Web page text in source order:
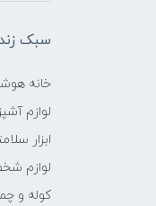
سبک
خانه
لوازم
ابزار
لوازم
کوله و